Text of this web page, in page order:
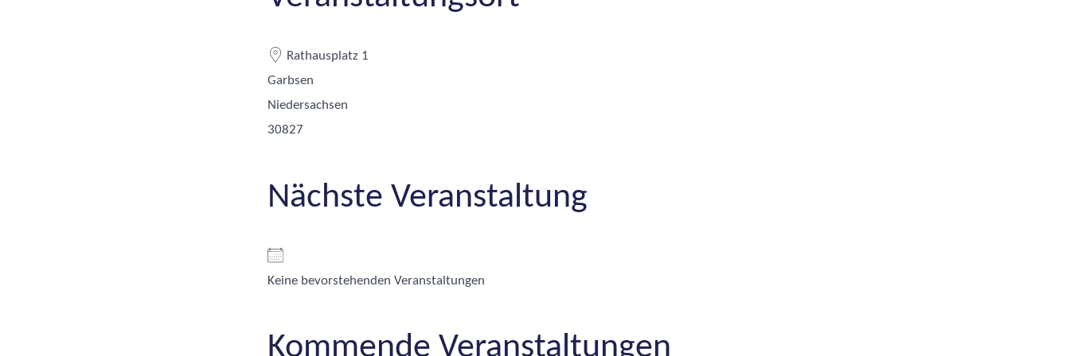
Rathausplatz 1
Garbsen
Niedersachsen
30827
Nächste Veranstaltung
Keine bevorstehenden Veranstaltungen
Kommende Veranstaltungen